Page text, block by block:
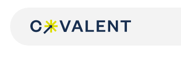
content